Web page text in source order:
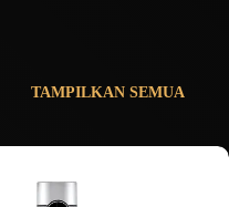
TAMPILKAN SEMUA